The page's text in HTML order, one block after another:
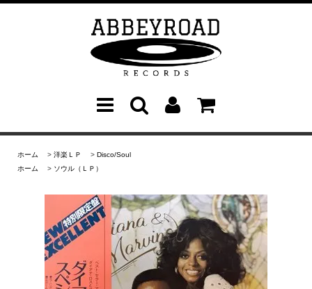
ホーム > 洋楽ＬＰ > Disco/Soul
ホーム
> ソウル（ＬＰ）